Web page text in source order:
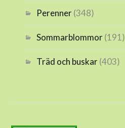
Perenner(348)
Sommarblommor(191)
Träd och buskar(403)